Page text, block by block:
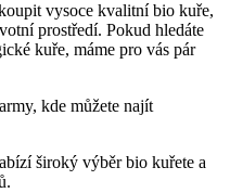
vysoce kvalitní bio kuře,
prostředí. ⁢Pokud hledáte
kuře, máme ⁢pro vás pár
kde můžete najít
široký výběr bio kuřete a